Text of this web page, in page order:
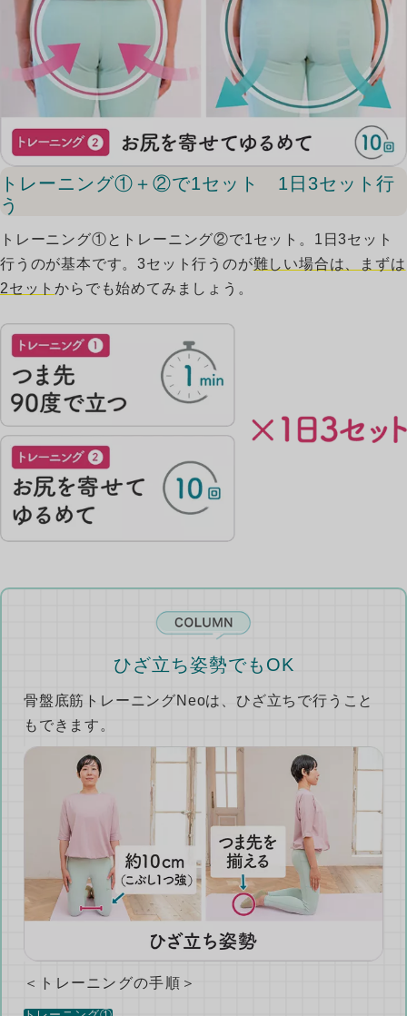
トレーニング①＋②で1セット 1日3セット行
う
トレーニング①とトレーニング②で1セット。1日3セット
行うのが基本です。3セット行うのが難しい場合は、まずは
2セットからでも始めてみましょう。
ひざ立ち姿勢でもOK
骨盤底筋トレーニングNeoは、ひざ立ちで行うこと
もできます。
＜トレーニングの手順＞